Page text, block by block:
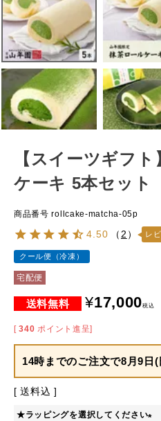
【スイーツギフ
ケーキ 5本セット
商品番号 rollcake-matcha-05p
4.50 （2 ） レ
クール便（冷凍）
宅配便
¥17,000税込
[ 340 ポイント進呈]
14時までのご注文で8月9日(
送料込
★ラッピングを選択してください